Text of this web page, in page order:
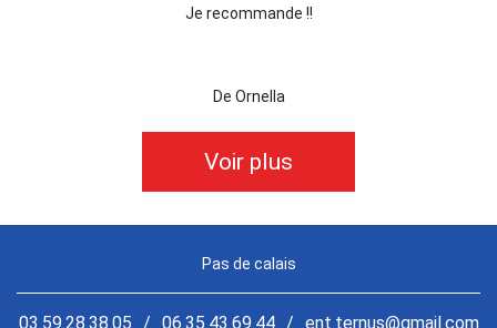
Je recommande !!
De Ornella
Voir plus
Pas de calais
03.59.28.38.05 / 06.35.43.69.44 / ent.ternus@gmail.com